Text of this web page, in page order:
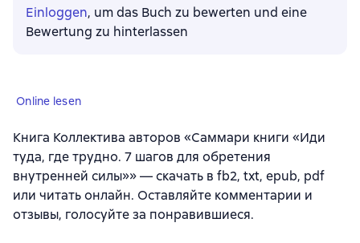
Einloggen, um das Buch zu bewerten und eine
Bewertung zu hinterlassen
Online lesen
Книга Коллектива авторов «Саммари книги «Иди
туда, где трудно. 7 шагов для обретения
внутренней силы»» — скачать в fb2, txt, epub, pdf
или читать онлайн. Оставляйте комментарии и
отзывы, голосуйте за понравившиеся.